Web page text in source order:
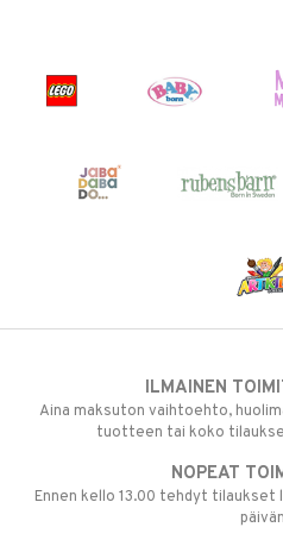
ILMAINEN
Aina maksuton vaihtoehto,
tuotteen tai koko
NOPEAT
Ennen kello 13.00 tehdyt